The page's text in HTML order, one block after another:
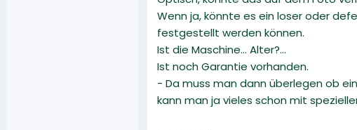
Wenn ja, könnte es ein loser oder
festgestellt werden können.
Ist die Maschine... Alter?...
Ist noch Garantie vorhanden.
- Da muss man dann überlegen ob
kann man ja vieles schon mit